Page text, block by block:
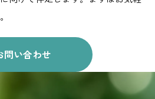
問い合わせ